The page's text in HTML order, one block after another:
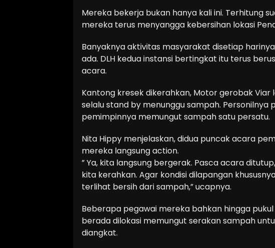
Mereka bekerja bukan hanya kali ini. Terhitung
mereka terus menyangga kebersihan lokasi
Banyaknya aktivitas masyarakat disetiap
ada. DLH kedua instansi bertingkat itu terus
acara.
Kantong kresek dikerahkan, Motor gerobak
selalu stand by menunggu sampah. Personilnya
pemimpinnya memungut sampah satu persatu.
Nita Hippy menjelaskan, didua puncak acara
mereka langsung action.
” Ya, kita langsung bergerak. Pasca acara
kita kerahkan. Agar kondisi dilapangan
terlihat bersih dari sampah,” ucapnya.
Beberapa pegawai mereka bahkan hingga pukul
berada dilokasi memungut serakan sampah
diangkat.